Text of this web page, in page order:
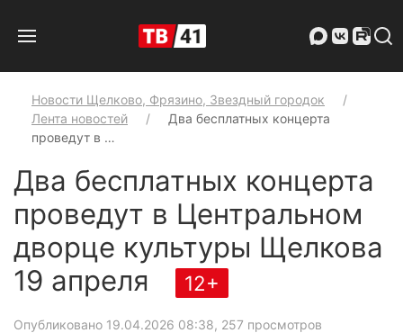
Новости Щелково, Фрязино, Звездный городок
Лента новостей
Два бесплатных концерта
проведут в …
Два бесплатных концерта
проведут в Центральном
дворце культуры Щелкова
19 апреля
12+
Опубликовано 19.04.2026 08:38, 257 просмотров